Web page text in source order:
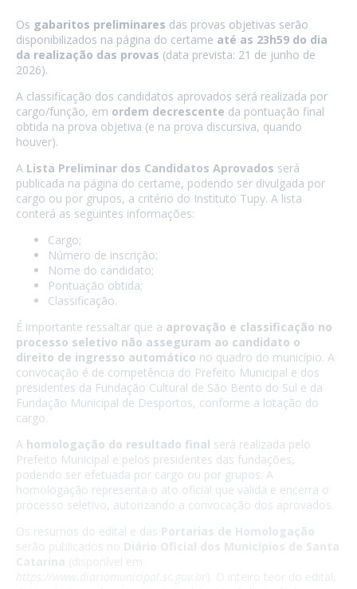
Os gabaritos preliminares das provas objetivas serão
disponibilizados na página do certame até as 23h59 do dia
da realização das provas (data prevista: 21 de junho de
2026).
A classificação dos candidatos aprovados será realizada por
cargo/função, em ordem decrescente da pontuação final
obtida na prova objetiva (e na prova discursiva, quando
houver).
A Lista Preliminar dos Candidatos Aprovados será
publicada na página do certame, podendo ser divulgada por
cargo ou por grupos, a critério do Instituto Tupy. A lista
conterá as seguintes informações:
Cargo;
Número de inscrição;
Nome do candidato;
Pontuação obtida;
Classificação.
É importante ressaltar que a aprovação e classificação no
processo seletivo não asseguram ao candidato o
direito de ingresso automático no quadro do município. A
convocação é de competência do Prefeito Municipal e dos
presidentes da Fundação Cultural de São Bento do Sul e da
Fundação Municipal de Desportos, conforme a lotação do
cargo.
A homologação do resultado final será realizada pelo
Prefeito Municipal e pelos presidentes das fundações,
podendo ser efetuada por cargo ou por grupos. A
homologação representa o ato oficial que valida e encerra o
processo seletivo, autorizando a convocação dos aprovados.
Os resumos do edital e das Portarias de Homologação
serão publicados no Diário Oficial dos Municípios de Santa